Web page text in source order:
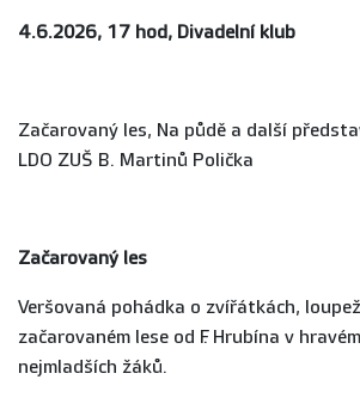
4.6.2026, 17 hod, Divadelní klub
Začarovaný les, Na půdě a další
LDO ZUŠ B. Martinů Polička
Začarovaný les
Veršovaná pohádka o zvířátkách,
začarovaném lese od F. Hrubína v
nejmladších žáků.